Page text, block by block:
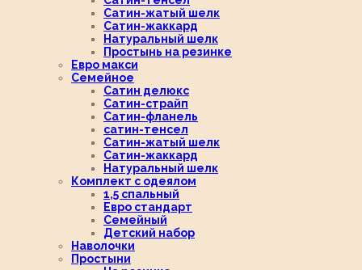
Сатин-жатый шелк
Сатин-жаккард
Натуральный шелк
Простынь на резинке
Евро макси
Семейное
Сатин делюкс
Сатин-страйп
Сатин-фланель
сатин-тенсел
Сатин-жатый шелк
Сатин-жаккард
Натуральный шелк
Комплект с одеялом
1,5 спальный
Евро стандарт
Семейный
Детский набор
Наволочки
Простыни